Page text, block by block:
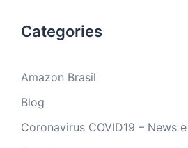
Categories
Amazon Brasil
Blog
Coronavirus COVID19 – News